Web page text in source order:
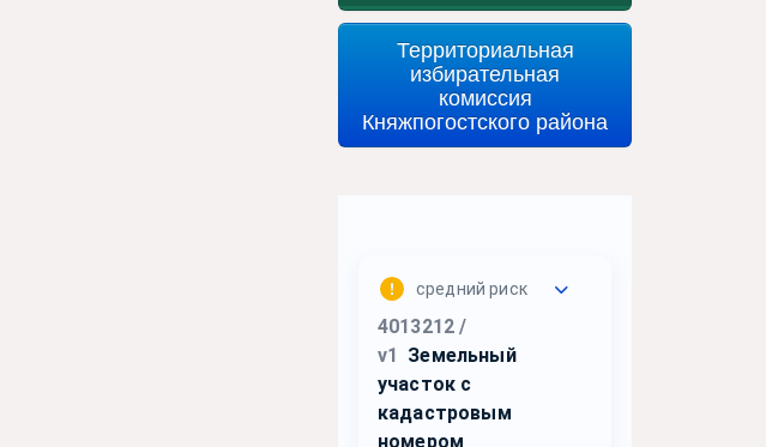
Территориальная
избирательная
комиссия
Княжпогостского района